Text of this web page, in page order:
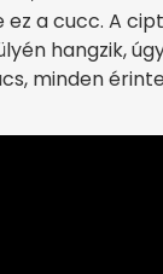
a cucc. A
hangzik,
minden